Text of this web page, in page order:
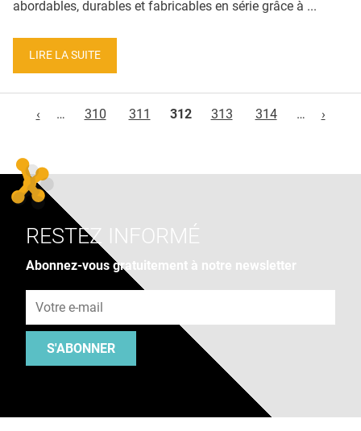
abordables, durables et fabricables en série grâce à ...
LIRE LA SUITE
‹
… 310 311 312 313 314 … ›
RESTEZ INFORMÉ
Abonnez-vous gratuitement à notre newsletter
S'ABONNER